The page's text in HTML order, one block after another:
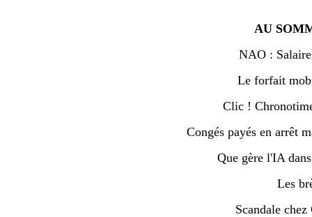
AU
NAO :
Le forfait
Clic !
Congés payés en arrêt
Que gère l'IA
Les
Scandale